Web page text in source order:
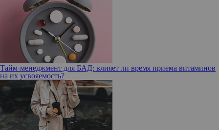
Тайм-менеджмент для БАД: влияет ли время приема витаминов
на их усвояемость?